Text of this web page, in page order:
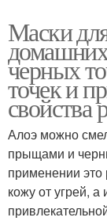
Маски
черных
точек и
свойства
Алоэ можно
прыщами и
применении это
кожу от угрей,